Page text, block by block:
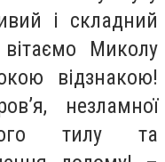
і складний
Миколу
відзнакою!
незламної
тилу та